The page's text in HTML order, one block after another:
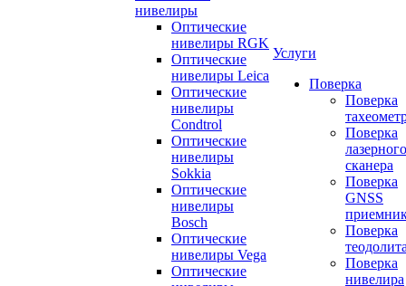
нивелиры
Оптические
нивелиры RGK
Оптические
нивелиры Leica
Оптические
нивелиры
Condtrol
Оптические
нивелиры
Sokkia
Оптические
нивелиры
Bosch
Оптические
нивелиры Vega
Оптические
Услуги
Поверка
Поверка
Поверка
лазерного
сканера
Поверка
GNSS
Поверка
Поверка
нивелира